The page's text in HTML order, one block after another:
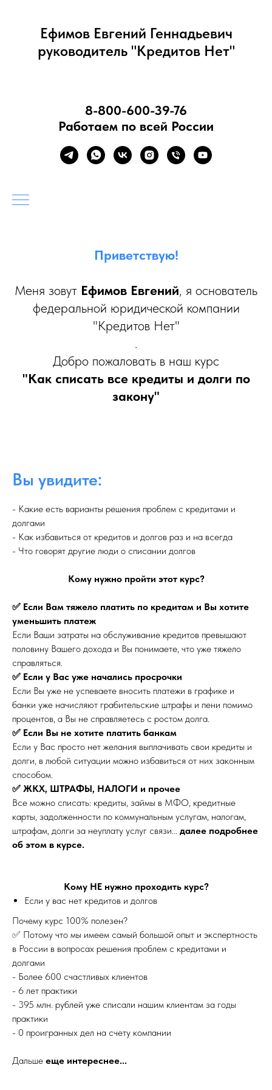
Ефимов Евгений Геннадьевич
руководитель "Кредитов Нет"
8-800-600-39-76
Работаем по всей России
Приветствую!
Меня зовут Ефимов Евгений, я основатель
федеральной юридической компании
"Кредитов Нет"
.
Добро пожаловать в наш курс
"Как списать все кредиты и долги по
закону"
Вы увидите:
- Какие есть варианты решения проблем с кредитами и
долгами
- Как избавиться от кредитов и долгов раз и на всегда
- Что говорят другие люди о списании долгов
Кому нужно пройти этот курс?
✅ Если Вам тяжело платить по кредитам и Вы хотите
уменьшить платеж
Если Ваши затраты на обслуживание кредитов превышают
половину Вашего дохода и Вы понимаете, что уже тяжело
справляться.
✅ Если у Вас уже начались просрочки
Если Вы уже не успеваете вносить платежи в графике и
банки уже начисляют грабительские штрафы и пени помимо
процентов, а Вы не справляетесь с ростом долга.
✅ Если Вы не хотите платить банкам
Если у Вас просто нет желания выплачивать свои кредиты и
долги, в любой ситуации можно избавиться от них законным
способом.
✅ ЖКХ, ШТРАФЫ, НАЛОГИ и прочее
Все можно списать: кредиты, займы в МФО, кредитные
карты, задолженности по коммунальным услугам, налогам,
штрафам, долги за неуплату услуг связи... далее подробнее
об этом в курсе.
Кому НЕ нужно проходить курс?
Если у вас нет кредитов и долгов
Почему курс 100% полезен?
✅ Потому что мы имеем самый большой опыт и экспертность
в России в вопросах решения проблем с кредитами и
долгами
- Более 600 счастливых клиентов
- 6 лет практики
- 395 млн. рублей уже списали нашим клиентам за годы
практики
- 0 проигранных дел на счету компании
Дальше еще интереснее...